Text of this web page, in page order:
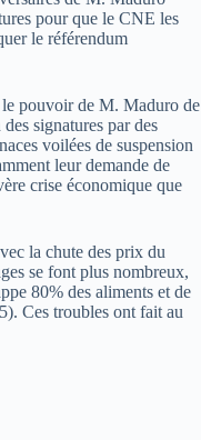
pour que le CNE les
le référendum
pouvoir de M. Maduro de
signatures par des
voilées de suspension
leur demande de
crise économique que
la chute des prix du
se font plus nombreux,
80% des aliments et de
Ces troubles ont fait au